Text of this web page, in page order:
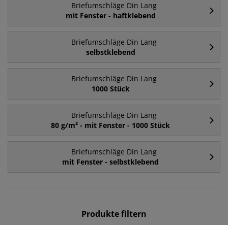
Briefumschläge Din Lang
mit Fenster - haftklebend
Briefumschläge Din Lang
selbstklebend
Briefumschläge Din Lang
1000 Stück
Briefumschläge Din Lang
80 g/m² - mit Fenster - 1000 Stück
Briefumschläge Din Lang
mit Fenster - selbstklebend
Produkte filtern